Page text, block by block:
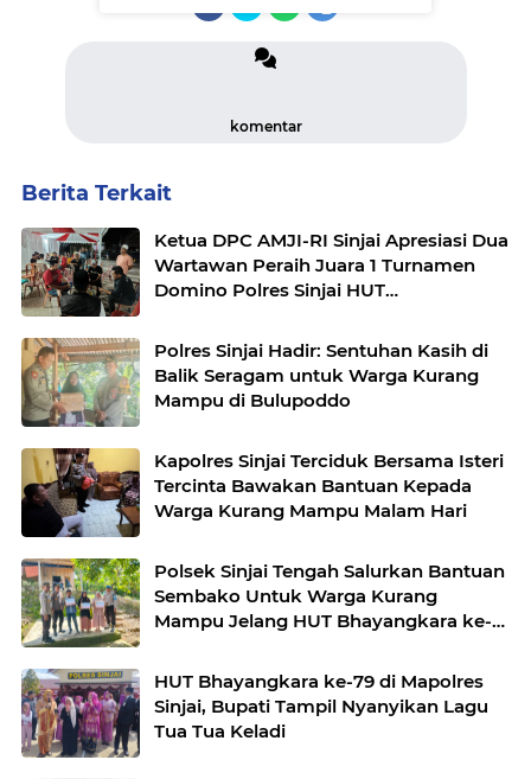
komentar
Berita Terkait
Ketua DPC AMJI-RI Sinjai Apresiasi Dua
Wartawan Peraih Juara 1 Turnamen
Domino Polres Sinjai HUT
Polres Sinjai Hadir: Sentuhan Kasih di
Balik Seragam untuk Warga Kurang
Mampu di Bulupoddo
Kapolres Sinjai Terciduk Bersama Isteri
Tercinta Bawakan Bantuan Kepada
Warga Kurang Mampu Malam Hari
Polsek Sinjai Tengah Salurkan Bantuan
Sembako Untuk Warga Kurang
Mampu Jelang HUT Bhayangkara ke-
HUT Bhayangkara ke-79 di Mapolres
Sinjai, Bupati Tampil Nyanyikan Lagu
Tua Tua Keladi